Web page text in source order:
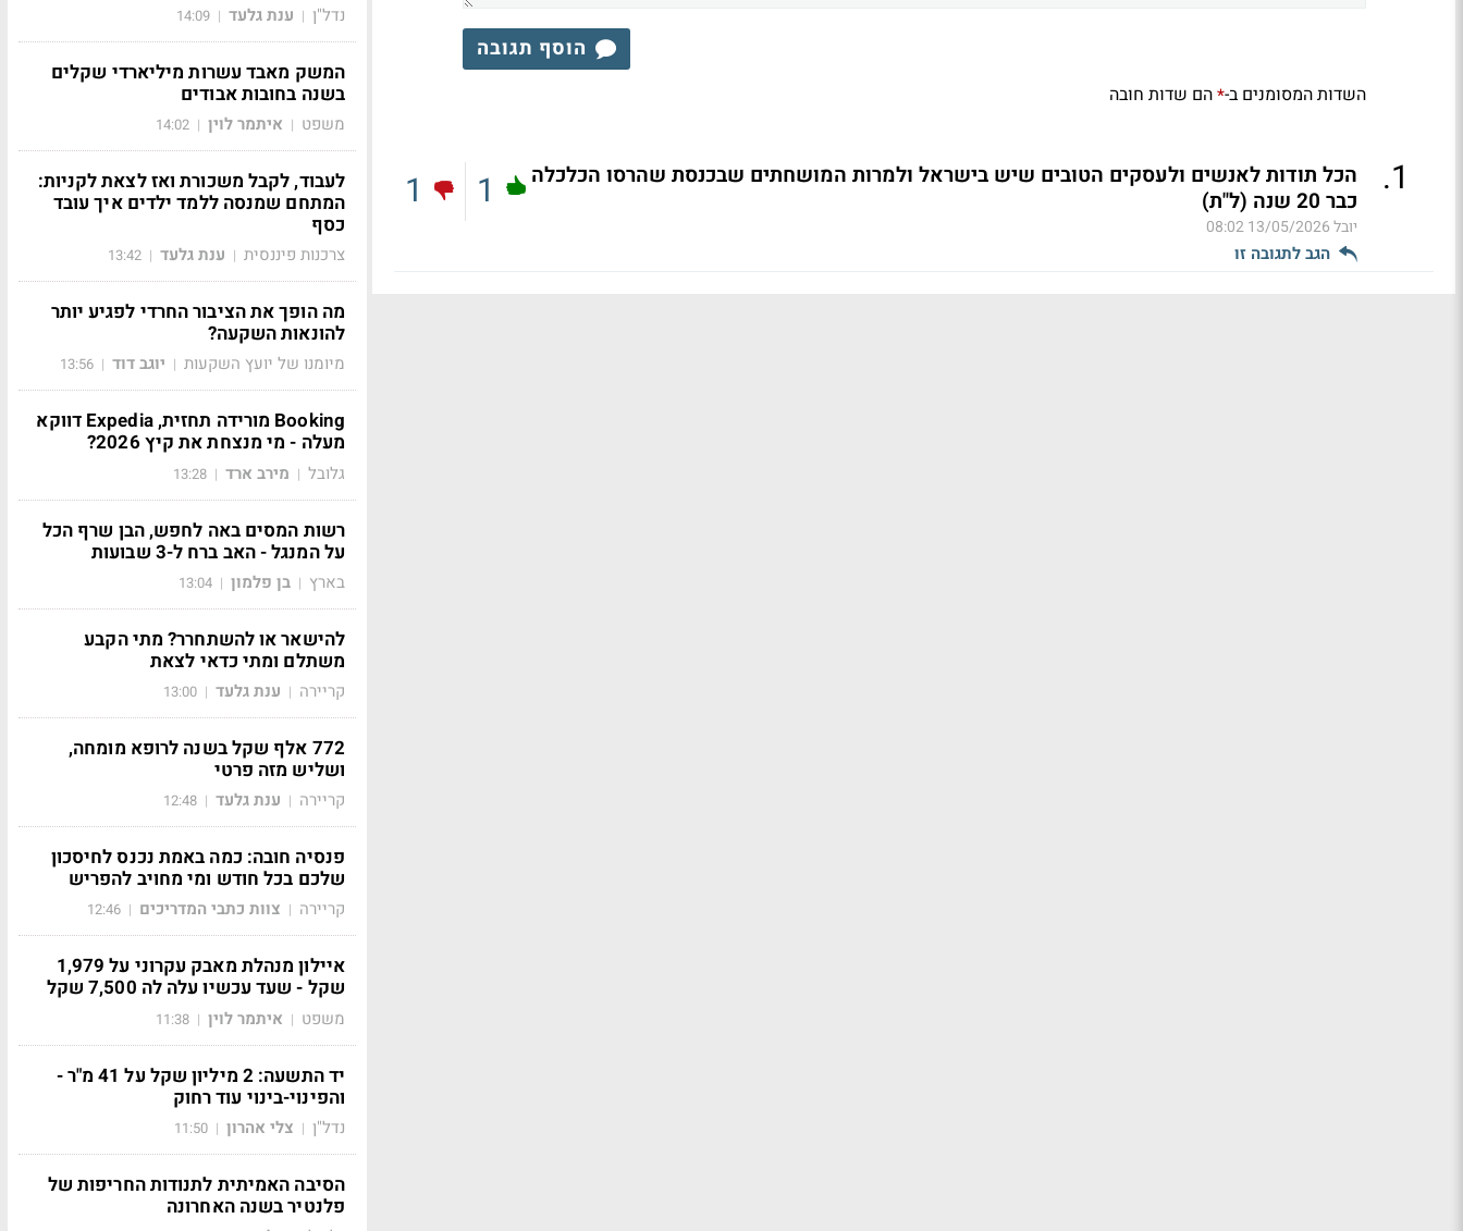
הוסף תגובה
השדות המסומנים ב-*הם שדות חובה
1
.
הכל תודות לאנשים ולעסקים הטובים שיש בישראל ולמרות המושחתים שבכנסת שהרסו הכלכלה
כבר 20 שנה (ל"ת)
יובל13/05/2026 08:02
הגב לתגובה זו
1
1
נדל"ן | ענת גלעד |
14:09
המשק מאבד עשרות מיליארדי שקלים
בשנה בחובות אבודים
משפט | איתמר לוין |
14:02
לעבוד, לקבל משכורת ואז לצאת לקניות:
המתחם שמנסה ללמד ילדים איך עובד
כסף
צרכנות פיננסית | ענת גלעד |
13:42
מה הופך את הציבור החרדי לפגיע יותר
להונאות השקעה?
מיומנו של יועץ השקעות | יוגב דוד |
13:56
Booking מורידה תחזית, Expedia דווקא
מעלה - מי מנצחת את קיץ 2026?
גלובל | מירב ארד |
13:28
רשות המסים באה לחפש, הבן שרף הכל
על המנגל - האב ברח ל-3 שבועות
בארץ | בן פלמון |
13:04
להישאר או להשתחרר? מתי הקבע
משתלם ומתי כדאי לצאת
קריירה | ענת גלעד |
13:00
772 אלף שקל בשנה לרופא מומחה,
ושליש מזה פרטי
קריירה | ענת גלעד |
12:48
פנסיה חובה: כמה באמת נכנס לחיסכון
שלכם בכל חודש ומי מחויב להפריש
קריירה | צוות כתבי המדריכים |
12:46
איילון מנהלת מאבק עקרוני על 1,979
שקל - שעד עכשיו עלה לה 7,500 שקל
משפט | איתמר לוין |
11:38
יד התשעה: 2 מיליון שקל על 41 מ"ר -
והפינוי-בינוי עוד רחוק
נדל"ן | צלי אהרון |
11:50
הסיבה האמיתית לתנודות החריפות של
פלנטיר בשנה האחרונה